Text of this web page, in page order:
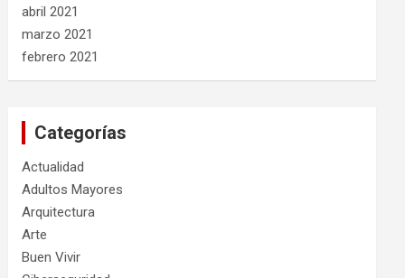
abril 2021
marzo 2021
febrero 2021
Categorías
Actualidad
Adultos Mayores
Arquitectura
Arte
Buen Vivir